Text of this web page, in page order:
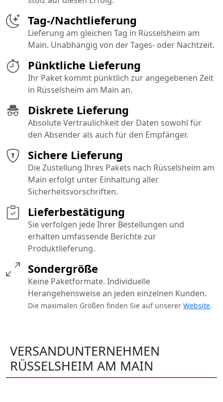
Pünktliche Lieferung
Ihr Paket kommt pünktlich zur angegebenen Zeit
in Rüsselsheim am Main an.
Sichere Lieferung
Die Zustellung Ihres Pakets nach Rüsselsheim am
Main erfolgt unter Einhaltung aller
Sicherheitsvorschriften.
Diskrete Lieferung
Absolute Vertraulichkeit der Daten sowohl für
den Absender als auch für den Empfänger.
Tag-/Nachtlieferung
Lieferung am gleichen Tag in Rüsselsheim am
Main. Unabhängig von der Tages- oder Nachtzeit.
Sondergröße
Keine Paketformate. Individuelle
Herangehensweise an jeden einzelnen Kunden.
Die maximalen Größen finden Sie auf unserer Website.
Lieferbestätigung
Sie verfolgen jede Ihrer Bestellungen und
erhalten umfassende Berichte zur
Produktlieferung.
VERSANDUNTERNEHMEN
RÜSSELSHEIM AM MAIN